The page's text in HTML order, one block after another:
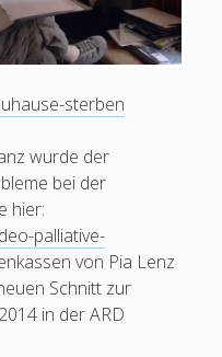
social_icon_custom_1
/ Pain
sterben
wurde der
bei der
hier:
palliative-
von Pia Lenz
Schnitt zur
in der ARD